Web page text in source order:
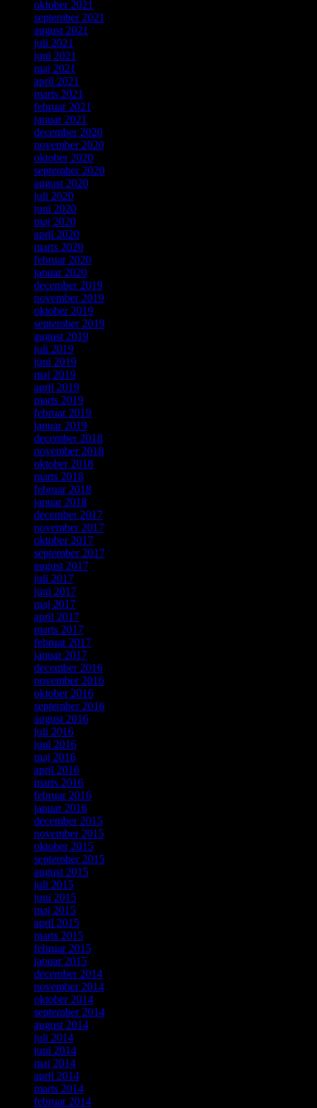
oktober 2021
september 2021
august 2021
juli 2021
juni 2021
maj 2021
april 2021
marts 2021
februar 2021
januar 2021
december 2020
november 2020
oktober 2020
september 2020
august 2020
juli 2020
juni 2020
maj 2020
april 2020
marts 2020
februar 2020
januar 2020
december 2019
november 2019
oktober 2019
september 2019
august 2019
juli 2019
juni 2019
maj 2019
april 2019
marts 2019
februar 2019
januar 2019
december 2018
november 2018
oktober 2018
marts 2018
februar 2018
januar 2018
december 2017
november 2017
oktober 2017
september 2017
august 2017
juli 2017
juni 2017
maj 2017
april 2017
marts 2017
februar 2017
januar 2017
december 2016
november 2016
oktober 2016
september 2016
august 2016
juli 2016
juni 2016
maj 2016
april 2016
marts 2016
februar 2016
januar 2016
december 2015
november 2015
oktober 2015
september 2015
august 2015
juli 2015
juni 2015
maj 2015
april 2015
marts 2015
februar 2015
januar 2015
december 2014
november 2014
oktober 2014
september 2014
august 2014
juli 2014
juni 2014
maj 2014
april 2014
marts 2014
februar 2014